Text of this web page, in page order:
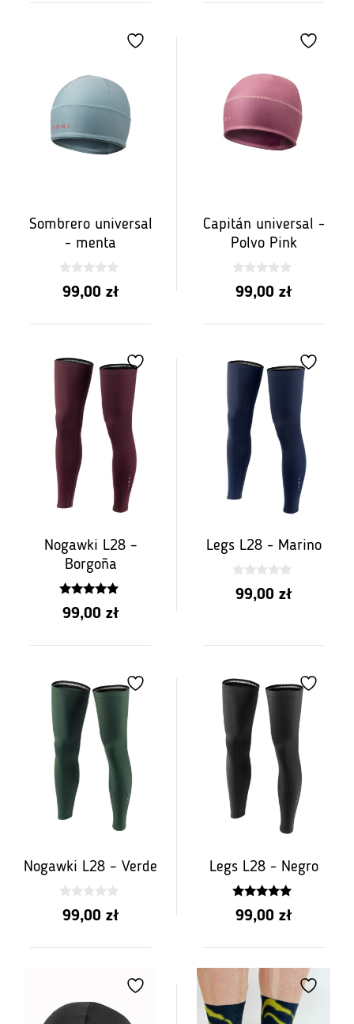
Sombrero universal
- menta
0
z
99,00 zł
Capitán universal -
Polvo Pink
0
z
99,00 zł
Nogawki L28 –
Borgoña
5.00
z 5
99,00 zł
Legs L28 - Marino
0
z
99,00 zł
Nogawki L28 – Verde
0
z
99,00 zł
Legs L28 - Negro
5.00
z 5
99,00 zł